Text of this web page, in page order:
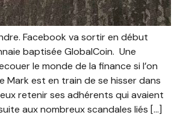
Facebook va sortir en début
baptisée GlobalCoin. Une
le monde de la finance si l’on
Mark est en train de se hisser dans
retenir ses adhérents qui avaient
aux nombreux scandales liés […]